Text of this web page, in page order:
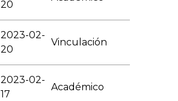
20
2023-02-
20
Vinculación
2023-02-
17
Académico